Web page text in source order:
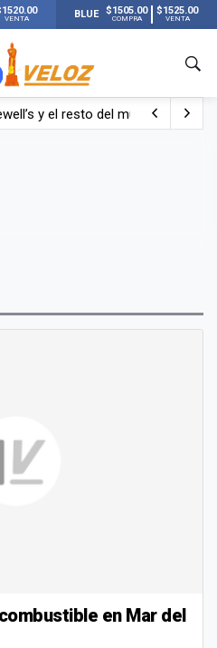
VENTA BLUE $1505.00
COMPRA
$1525.00
VENTA
y el resto del mundo del
en Mar del